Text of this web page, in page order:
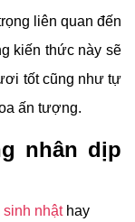
liên quan đến
kiến ​​thức này sẽ
tốt cũng như tự
ấn tượng.
nhân dịp
sinh nhậthay